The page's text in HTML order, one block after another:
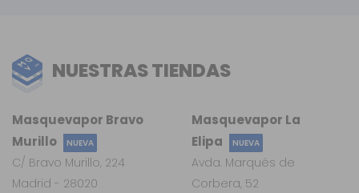
NUESTRAS TIENDAS
Masquevapor La
Elipa
NUEVA
Avda. Marqués de
Corbera, 52
Masquevapor Bravo
Murillo
NUEVA
C/ Bravo Murillo, 224
Madrid - 28020